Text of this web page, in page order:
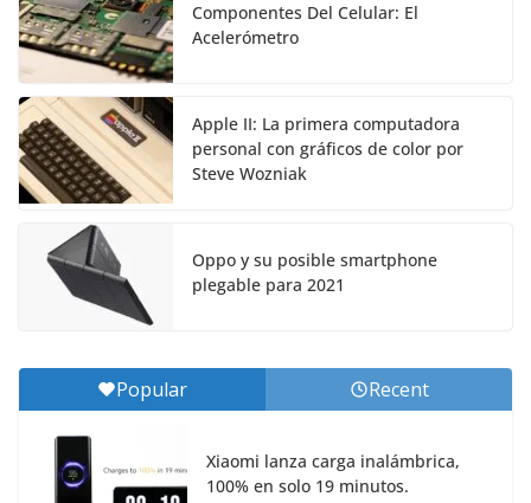
Componentes Del Celular: El
Acelerómetro
Apple II: La primera computadora
personal con gráficos de color por
Steve Wozniak
Oppo y su posible smartphone
plegable para 2021
Popular Recent
Xiaomi lanza carga inalámbrica,
100% en solo 19 minutos.